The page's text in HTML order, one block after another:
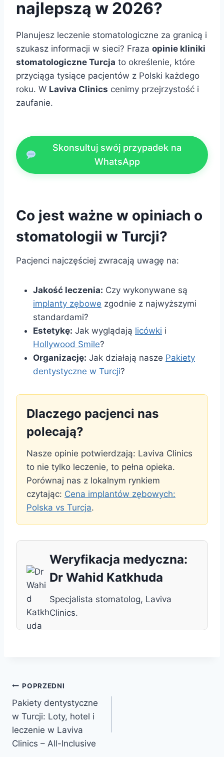
najlepszą w 2026?
Planujesz leczenie stomatologiczne za granicą i
szukasz informacji w sieci? Fraza opinie kliniki
stomatologiczne Turcja to określenie, które
przyciąga tysiące pacjentów z Polski każdego
roku. W Laviva Clinics cenimy przejrzystość i
zaufanie.
Skonsultuj swój przypadek na
WhatsApp
Co jest ważne w opiniach o
stomatologii w Turcji?
Pacjenci najczęściej zwracają uwagę na:
Jakość leczenia: Czy wykonywane są
implanty zębowe zgodnie z najwyższymi
standardami?
Estetykę: Jak wyglądają licówki i
Hollywood Smile?
Organizację: Jak działają nasze Pakiety
dentystyczne w Turcji?
Dlaczego pacjenci nas
polecają?
Nasze opinie potwierdzają: Laviva Clinics
to nie tylko leczenie, to pełna opieka.
Porównaj nas z lokalnym rynkiem
czytając: Cena implantów zębowych:
Polska vs Turcja.
Weryfikacja medyczna:
Dr Wahid Katkhuda
Specjalista stomatolog, Laviva
Clinics.
Nawigacja
wpisu
POPRZEDNI
Pakiety dentystyczne
w Turcji: Loty, hotel i
leczenie w Laviva
Clinics – All-Inclusive